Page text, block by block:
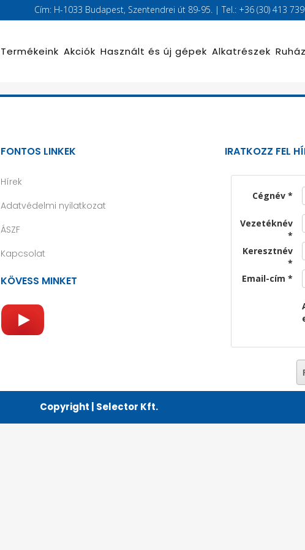
Cím: H-1033 Budapest, Szentendrei út 89-95. | Tel.: +36 (30) 413
Termékeink Akciók Használt és új gépek Alkatrészek
FONTOS LINKEK
Hírek
Adatvédelmi nyilatkozat
ÁSZF
Kapcsolat
KÖVESS MINKET
IRATKOZZ FEL
Cégnév
Vezetéknév
Keresztnév
Email-cím
Copyright | Selector Kft.